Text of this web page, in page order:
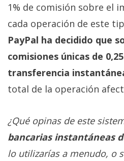
1% de comisión sobre el
cada operación de este
PayPal ha decidido que
comisiones únicas de
transferencia
total de la operación
¿Qué opinas de este
bancarias instantáneas
lo utilizarías a menudo, o